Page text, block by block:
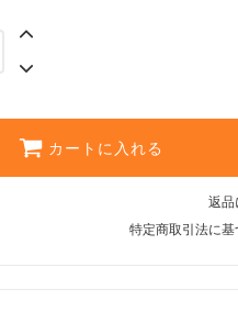
カートに入れる
返品
特定商取引法に